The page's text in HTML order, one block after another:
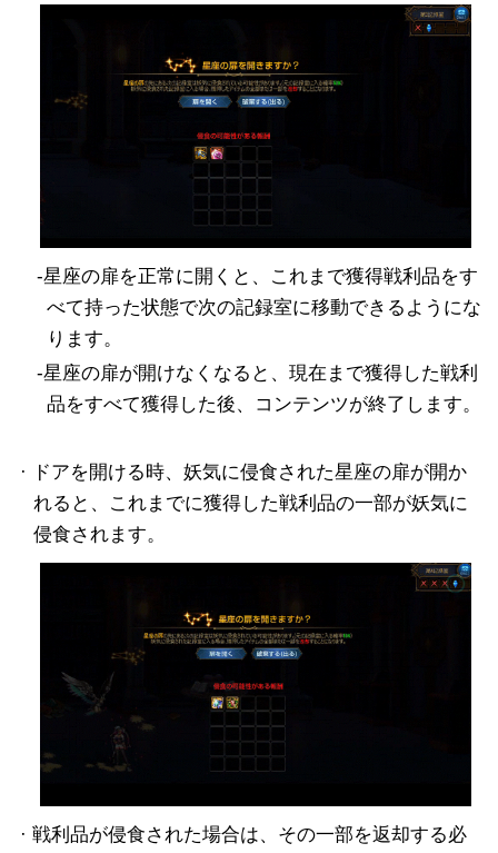
-星座の扉を正常に開くと、これまで獲得戦利品をす
べて持った状態で次の記録室に移動できるようにな
ります。
-星座の扉が開けなくなると、現在まで獲得した戦利
品をすべて獲得した後、コンテンツが終了します。
· ドアを開ける時、妖気に侵食された星座の扉が開か
れると、これまでに獲得した戦利品の一部が妖気に
侵食されます。
· 戦利品が侵食された場合は、その一部を返却する必